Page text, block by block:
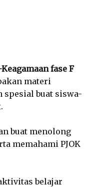
Keagamaan fase F
materi
spesial buat siswa-
buat menolong
memahami PJOK
belajar